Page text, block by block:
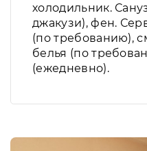
холодильник.
джакузи), фен.
(по требованию),
белья (по
(ежедневно).